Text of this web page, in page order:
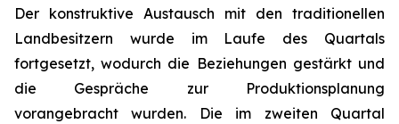
Der konstruktive Austausch mit den traditionellen
Landbesitzern wurde im Laufe des Quartals
fortgesetzt, wodurch die Beziehungen gestärkt und
die Gespräche zur Produktionsplanung
vorangebracht wurden. Die im zweiten Quartal